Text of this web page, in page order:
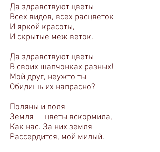
Да здравствуют цветы
Всех видов, всех расцветок —
И яркой красоты,
И скрытые меж веток.
Да здравствуют цветы
В своих шапчонках разных!
Мой друг, неужто ты
Обидишь их напрасно?
Поляны и поля —
Земля — цветы вскормила,
Как нас. За них земля
Рассердится, мой милый.